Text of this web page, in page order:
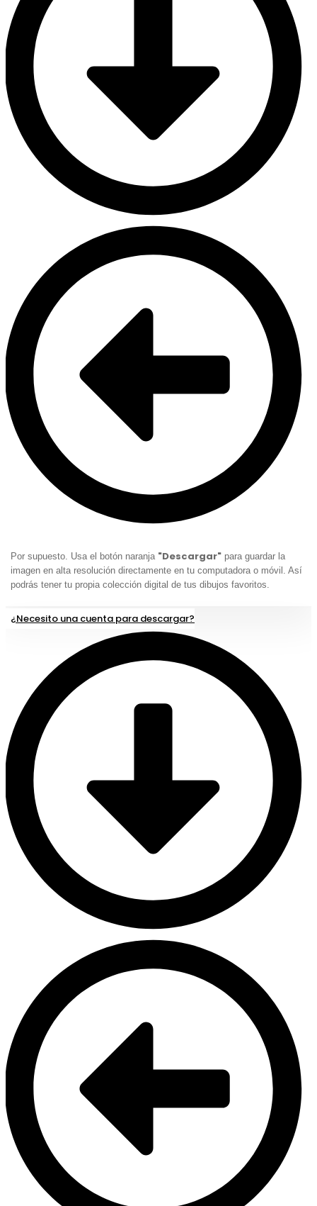
Por supuesto. Usa el botón naranja "Descargar" para guardar la
imagen en alta resolución directamente en tu computadora o móvil. Así
podrás tener tu propia colección digital de tus dibujos favoritos.
¿Necesito una cuenta para descargar?